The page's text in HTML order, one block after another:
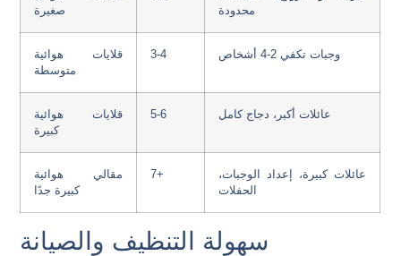
صغيرة
محدودة
قلايات هوائية
متوسطة
3-4 وجبات تكفي 2-4 أشخاص
قلايات هوائية
كبيرة
5-6 عائلات أكبر، دجاج كامل
مقالي هوائية
كبيرة جدًا
7+
عائلات كبيرة، إعداد الوجبات،
الحفلات
سهولة التنظيف والصيانة